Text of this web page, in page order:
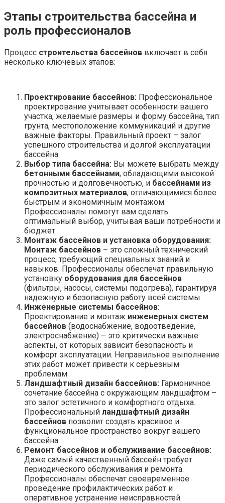
Этапы строительства бассейна и
роль профессионалов
Процесс строительства бассейнов включает в себя
несколько ключевых этапов:
Проектирование бассейнов: Профессиональное
проектирование учитывает особенности вашего
участка, желаемые размеры и форму бассейна, тип
грунта, местоположение коммуникаций и другие
важные факторы. Правильный проект – залог
успешного строительства и долгой эксплуатации
бассейна.
Выбор типа бассейна: Вы можете выбрать между
бетонными бассейнами, обладающими высокой
прочностью и долговечностью, и бассейнами из
композитных материалов, отличающимися более
быстрым и экономичным монтажом.
Профессионалы помогут вам сделать
оптимальный выбор, учитывая ваши потребности и
бюджет.
Монтаж бассейнов и установка оборудования:
Монтаж бассейнов – это сложный технический
процесс, требующий специальных знаний и
навыков. Профессионалы обеспечат правильную
установку оборудования для бассейнов
(фильтры, насосы, системы подогрева), гарантируя
надежную и безопасную работу всей системы.
Инженерные системы бассейнов:
Проектирование и монтаж инженерных систем
бассейнов (водоснабжение, водоотведение,
электроснабжение) – это критически важные
аспекты, от которых зависит безопасность и
комфорт эксплуатации. Неправильное выполнение
этих работ может привести к серьезным
проблемам.
Ландшафтный дизайн бассейнов: Гармоничное
сочетание бассейна с окружающим ландшафтом –
это залог эстетичного и комфортного отдыха.
Профессиональный ландшафтный дизайн
бассейнов позволит создать красивое и
функциональное пространство вокруг вашего
бассейна.
Ремонт бассейнов и обслуживание бассейнов:
Даже самый качественный бассейн требует
периодического обслуживания и ремонта.
Профессионалы обеспечат своевременное
проведение профилактических работ и
оперативное устранение неисправностей.